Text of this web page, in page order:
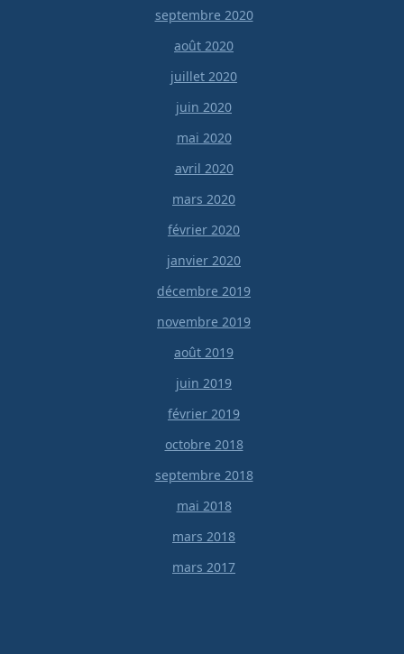
septembre 2020
août 2020
juillet 2020
juin 2020
mai 2020
avril 2020
mars 2020
février 2020
janvier 2020
décembre 2019
novembre 2019
août 2019
juin 2019
février 2019
octobre 2018
septembre 2018
mai 2018
mars 2018
mars 2017